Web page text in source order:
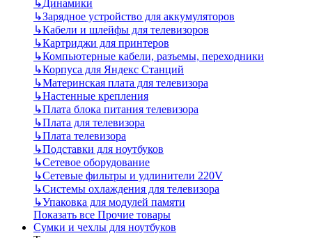
↳Динамики
↳Зарядное устройство для аккумуляторов
↳Кабели и шлейфы для телевизоров
↳Картриджи для принтеров
↳Компьютерные кабели, разъемы, переходники
↳Корпуса для Яндекс Станций
↳Материнская плата для телевизора
↳Настенные крепления
↳Плата блока питания телевизора
↳Плата для телевизора
↳Плата телевизора
↳Подставки для ноутбуков
↳Сетевое оборудование
↳Сетевые фильтры и удлинители 220V
↳Системы охлаждения для телевизора
↳Упаковка для модулей памяти
Показать все Прочие товары
Сумки и чехлы для ноутбуков